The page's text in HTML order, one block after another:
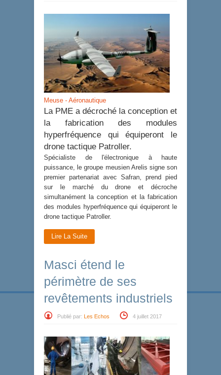
Meuse - Aéronautique
La PME a décroché la conception et
la fabrication des modules
hyperfréquence qui équiperont le
drone tactique Patroller.
Spécialiste de l'électronique à haute
puissance, le groupe meusien Arelis signe son
premier partenariat avec Safran, prend pied
sur le marché du drone et décroche
simultanément la conception et la fabrication
des modules hyperfréquence qui équiperont le
drone tactique Patroller.
Lire La Suite
Masci étend le
périmètre de ses
revêtements industriels
Publié par: Les Echos 4 juillet 2017